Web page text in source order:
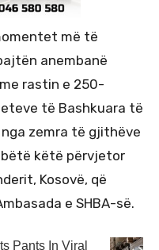
më të
anembanë
rastin e 250-
të Bashkuara të
zemra të gjithëve
këtë përvjetor
Kosovë, që
e SHBA-së.